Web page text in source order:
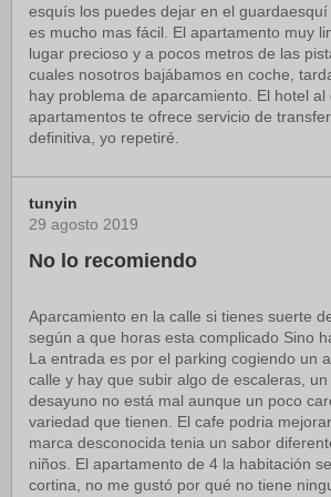
esquís los puedes dejar en el
es mucho mas fácil. El apartamento muy
lugar precioso y a pocos metros de las
cuales nosotros bajábamos en coche,
hay problema de aparcamiento. El hotel
apartamentos te ofrece servicio de
definitiva, yo repetiré.
tunyin
29 agosto 2019
No lo recomiendo
Aparcamiento en la calle si tienes suerte
según a que horas esta complicado Sino
La entrada es por el parking cogiendo un
calle y hay que subir algo de escaleras, un
desayuno no está mal aunque un poco
variedad que tienen. El cafe podria
marca desconocida tenia un sabor
niños. El apartamento de 4 la habitación
cortina, no me gustó por qué no tiene